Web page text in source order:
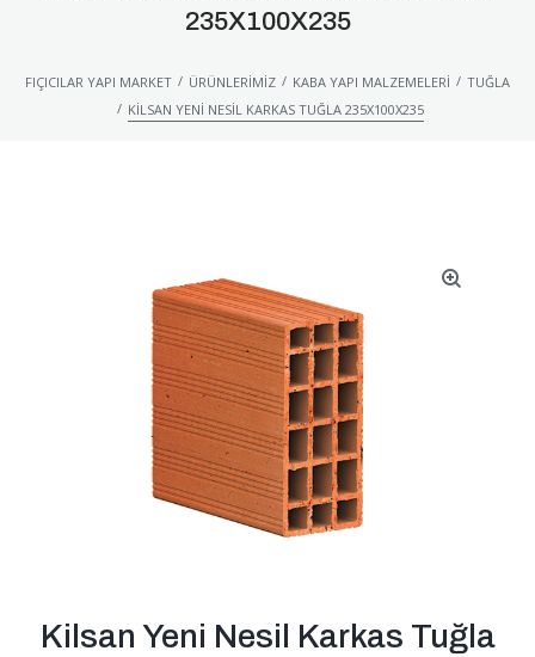
235X100X235
FIÇICILAR YAPI MARKET / ÜRÜNLERIMIZ / KABA YAPI MALZEMELERI / TUĞLA
/ KILSAN YENI NESIL KARKAS TUĞLA 235X100X235
Kilsan Yeni Nesil Karkas Tuğla